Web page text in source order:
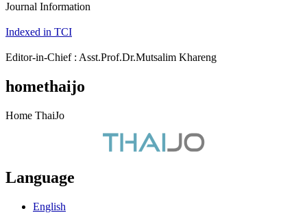
Journal Information
Indexed in TCI
Editor-in-Chief : Asst.Prof.Dr.Mutsalim Khareng
homethaijo
Home ThaiJo
Language
English